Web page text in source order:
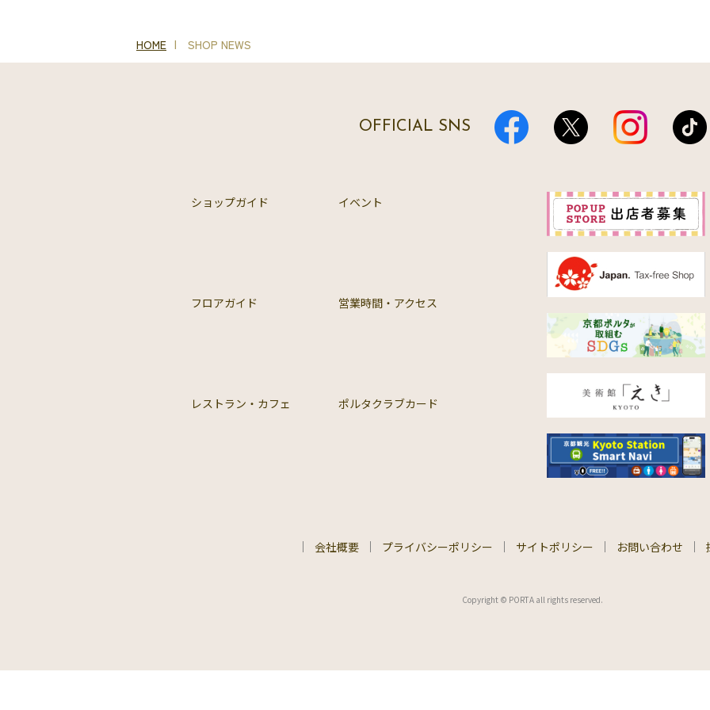
HOME SHOP NEWS
OFFICIAL SNS
ショップガイド イベント
フロアガイド 営業時間・アクセス
レストラン・カフェ ポルタクラブカード
会社概要 プライバシーポリシー サイトポリシー お問い合わせ
Copyright © PORTA all rights reserved.